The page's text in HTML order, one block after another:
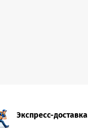
Экспресс-доставка